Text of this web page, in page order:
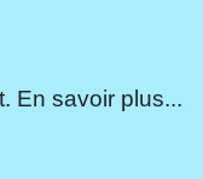
En savoir plus...